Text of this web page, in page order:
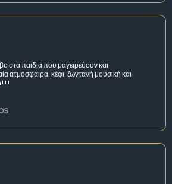
στα παιδιά που μαγειρεύουν και
ατμόσφαιρα, κέφι, ζωντανή μουσική και